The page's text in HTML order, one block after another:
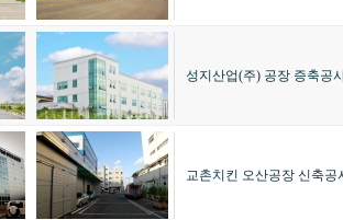
성지산업(주) 공장 증축공
교촌치킨 오산공장 신축공